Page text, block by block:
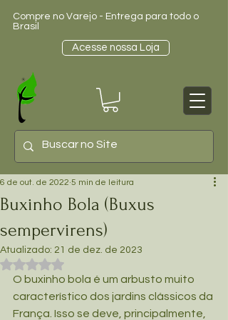
Compre no Varejo - Entrega para todo o
Brasil
Acesse nossa Loja
Buxinho Bola (Buxus
sempervirens)
6 de out. de 2022 5 min de leitura
Atualizado: 21 de dez. de 2023
Avaliado com NaN de 5 estrelas.
O buxinho bola é um arbusto muito
característico dos jardins clássicos da
França. Isso se deve, principalmente,